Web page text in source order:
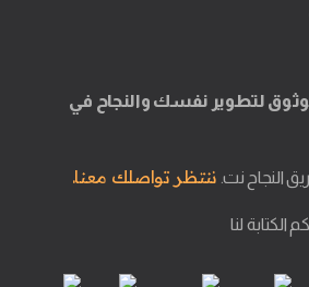
لتطوير نفسك والنجاح في
النجاح نت. ننتظر تواصلك معنا.
الكتابة لنا